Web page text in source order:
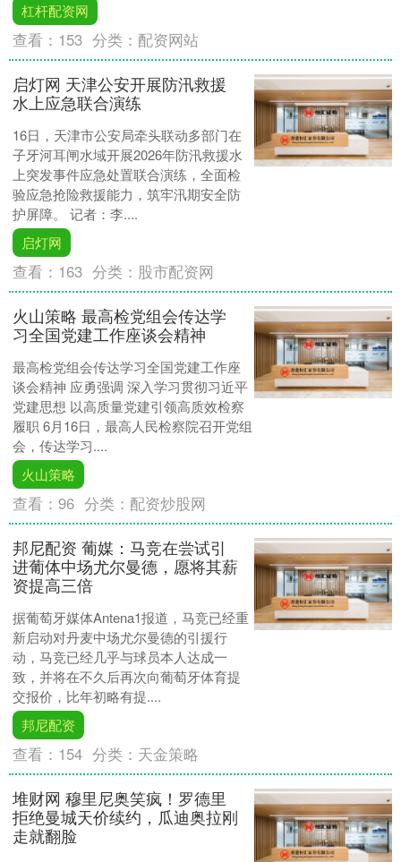
杠杆配资网
查看： 153 分类： 配资网站
启灯网 天津公安开展防汛救援
水上应急联合演练
16日，天津市公安局牵头联动多部门在
子牙河耳闸水域开展2026年防汛救援水
上突发事件应急处置联合演练，全面检
验应急抢险救援能力，筑牢汛期安全防
护屏障。 记者：李....
启灯网
查看： 163 分类： 股市配资网
火山策略 最高检党组会传达学
习全国党建工作座谈会精神
最高检党组会传达学习全国党建工作座
谈会精神 应勇强调 深入学习贯彻习近平
党建思想 以高质量党建引领高质效检察
履职 6月16日，最高人民检察院召开党组
会，传达学习....
火山策略
查看：96 分类： 配资炒股网
邦尼配资 葡媒：马竞在尝试引
进葡体中场尤尔曼德，愿将其薪
资提高三倍
据葡萄牙媒体Antena1报道，马竞已经重
新启动对丹麦中场尤尔曼德的引援行
动，马竞已经几乎与球员本人达成一
致，并将在不久后再次向葡萄牙体育提
交报价，比年初略有提....
邦尼配资
查看： 154 分类： 天金策略
堆财网 穆里尼奥笑疯！罗德里
拒绝曼城天价续约，瓜迪奥拉刚
走就翻脸